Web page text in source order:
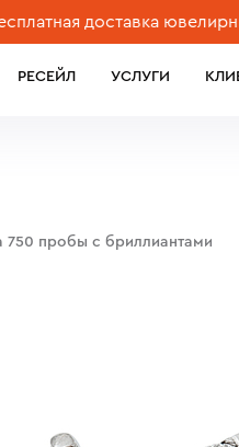
доставка ювелирных
РЕСЕЙЛ УСЛУГИ
750 пробы с бриллиантами